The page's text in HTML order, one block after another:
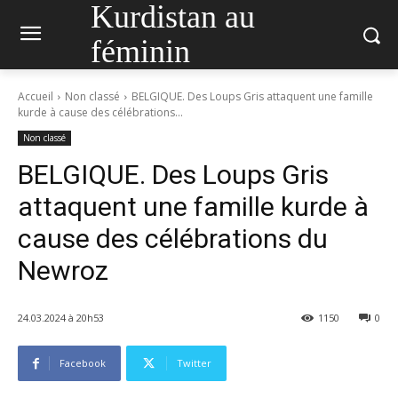
Kurdistan au
féminin
Accueil Non classé
BELGIQUE. Des Loups Gris attaquent une famille
kurde à cause des célébrations...
Non classé
BELGIQUE. Des Loups Gris
attaquent une famille kurde à
cause des célébrations du
Newroz
24.03.2024 à 20h53 0
1150
Facebook Twitter